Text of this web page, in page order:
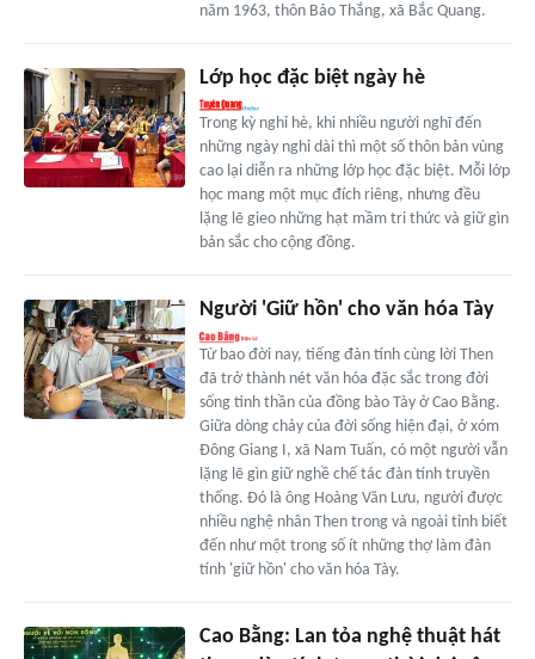
năm 1963, thôn Bảo Thắng, xã Bắc Quang.
Lớp học đặc biệt ngày hè
Trong kỳ nghỉ hè, khi nhiều người nghĩ đến
những ngày nghỉ dài thì một số thôn bản vùng
cao lại diễn ra những lớp học đặc biệt. Mỗi lớp
học mang một mục đích riêng, nhưng đều
lặng lẽ gieo những hạt mầm tri thức và giữ gìn
bản sắc cho cộng đồng.
Người 'Giữ hồn' cho văn hóa Tày
Từ bao đời nay, tiếng đàn tính cùng lời Then
đã trở thành nét văn hóa đặc sắc trong đời
sống tinh thần của đồng bào Tày ở Cao Bằng.
Giữa dòng chảy của đời sống hiện đại, ở xóm
Đông Giang I, xã Nam Tuấn, có một người vẫn
lặng lẽ gìn giữ nghề chế tác đàn tính truyền
thống. Đó là ông Hoàng Văn Lưu, người được
nhiều nghệ nhân Then trong và ngoài tỉnh biết
đến như một trong số ít những thợ làm đàn
tính 'giữ hồn' cho văn hóa Tày.
Cao Bằng: Lan tỏa nghệ thuật hát